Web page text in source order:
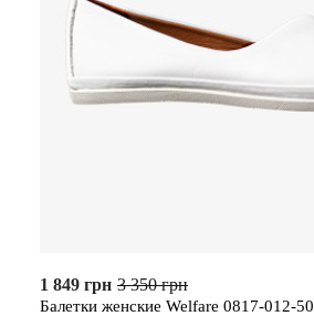
1 849 грн 3 350 грн
Балетки женские Welfare 0817-012-50